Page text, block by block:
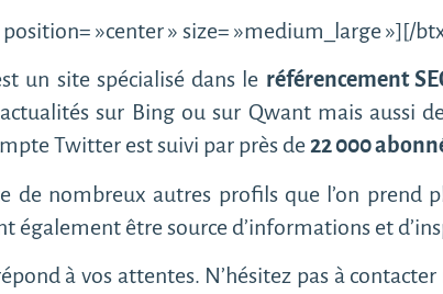
»center » size= »medium_large »][/
un site spécialisé dans le référencement
sur Bing ou sur Qwant mais aussi
Twitter est suivi par près de 22 000
de nombreux autres profils que l’on prend
également être source d’informations et
à vos attentes. N’hésitez pas à